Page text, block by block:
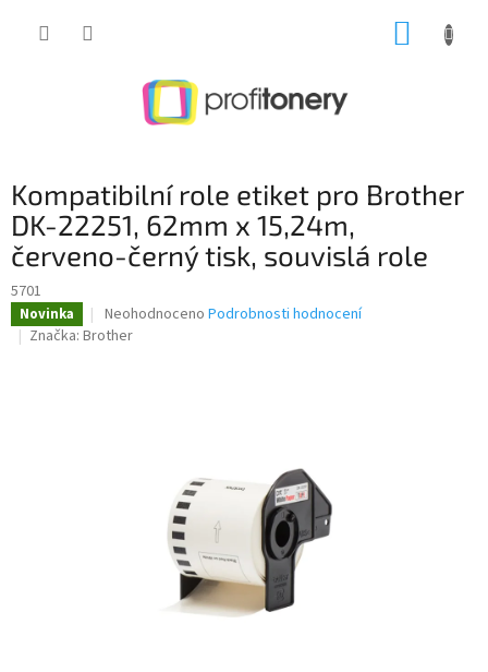
Kompatibilní role etiket pro Brother
DK-22251, 62mm x 15,24m,
červeno-černý tisk, souvislá role
5701
Novinka
Průměrné
hodnocení
Neohodnoceno Podrobnosti hodnocení
Značka: Brother